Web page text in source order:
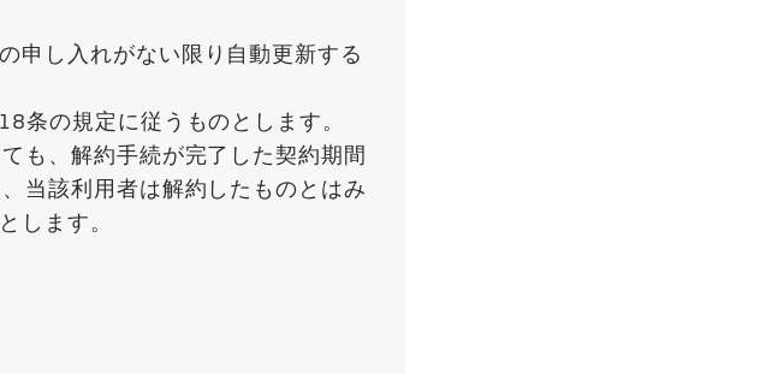
申し入れがない限り自動更新する
条の規定に従うものとします。
も、解約手続が完了した契約期間
当該利用者は解約したものとはみ
します。